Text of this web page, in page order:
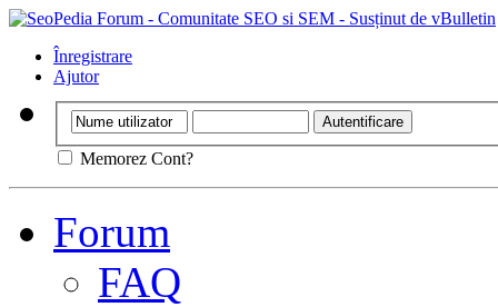
Înregistrare
Ajutor
Memorez Cont?
Forum
FAQ